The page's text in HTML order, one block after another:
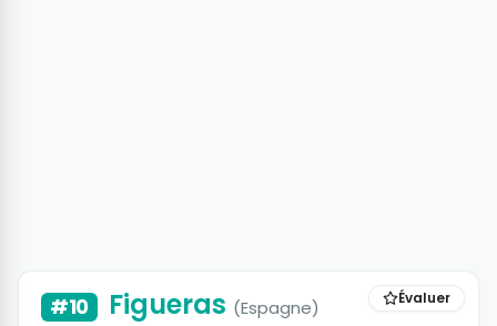
Évaluer
#10 Figueras (Espagne)